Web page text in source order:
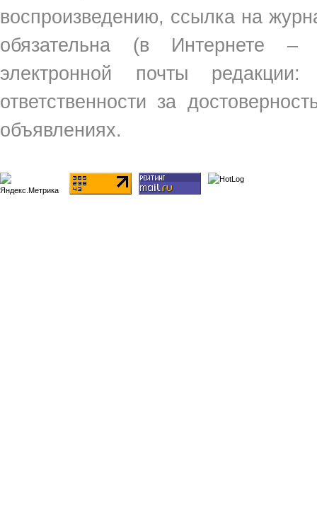
воспроизведению, ссылка на
обязательна (в Интернете
электронной почты
ответственности за
объявлениях.